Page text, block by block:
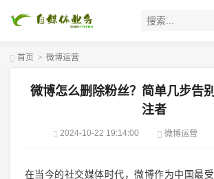
首页 > 微博运营
微博怎么删除粉丝？简单几步告
注者
2024-10-22 19:14:00 微博运营
在当今的社交媒体时代，微博作为中国最